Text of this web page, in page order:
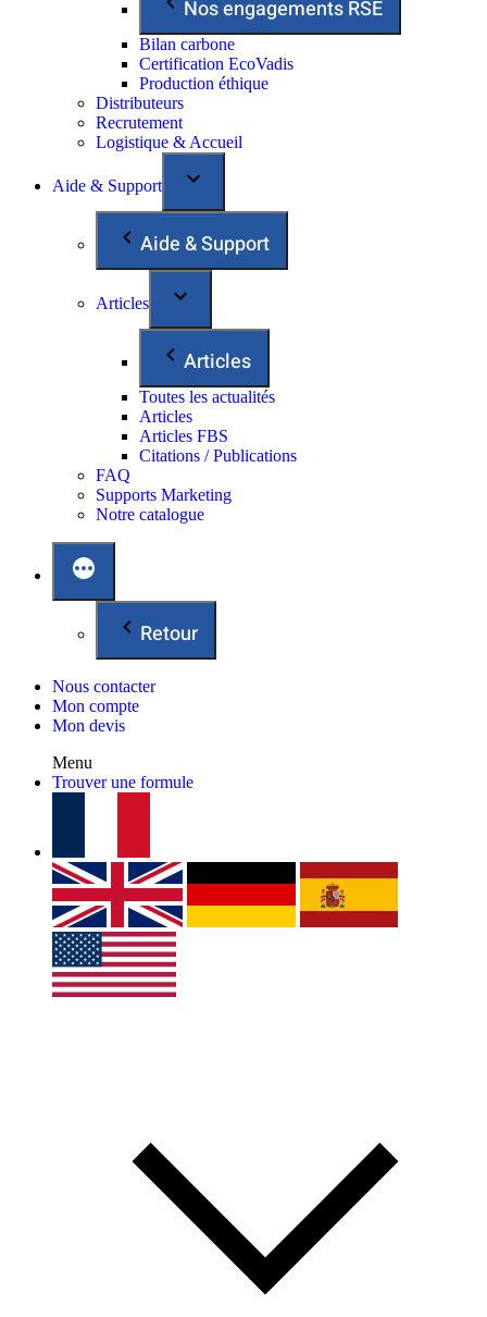
Nos engagements RSE
Bilan carbone
Certification EcoVadis
Production éthique
Distributeurs
Recrutement
Logistique & Accueil
Aide & Support
Aide & Support
Articles
Articles
Toutes les actualités
Articles
Articles FBS
Citations / Publications
FAQ
Supports Marketing
Notre catalogue
Retour
Nous contacter
Mon compte
Mon devis
Menu
Trouver une formule